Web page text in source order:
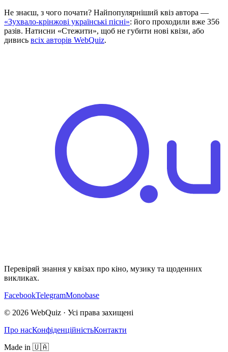
Не знаєш, з чого почати? Найпопулярніший квіз автора —
«Зухвало-крінжові українські пісні»: його проходили вже 356
разів. Натисни «Стежити», щоб не губити нові квізи, або
дивись всіх авторів WebQuiz.
Перевіряй знання у квізах про кіно, музику та щоденних
викликах.
FacebookTelegramMonobase
© 2026 WebQuiz · Усі права захищені
Про насКонфіденційністьКонтакти
Made in 🇺🇦